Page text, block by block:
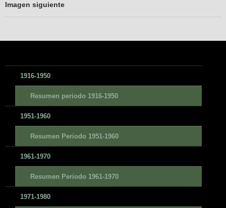
Imagen siguiente
1916-1950
Resumen periodo 1916-1950
1951-1960
Resumen Periodo 1951-1960
1961-1970
Resumen Periodo 1961-1970
1971-1980